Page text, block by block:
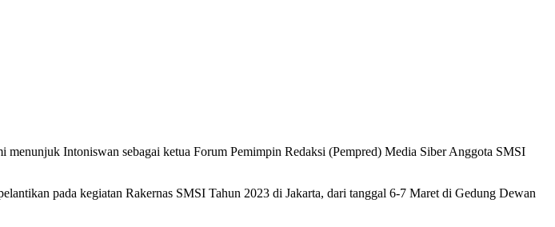
Intoniswan sebagai ketua Forum Pemimpin Redaksi (Pempred) Media Siber Anggota SMSI
pada kegiatan Rakernas SMSI Tahun 2023 di Jakarta, dari tanggal 6-7 Maret di Gedung Dewan